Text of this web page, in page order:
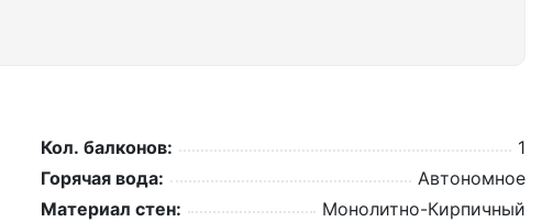
Кол. балконов:
1
Горячая вода:
Автономное
Материал стен:
Монолитно-Кирпичный